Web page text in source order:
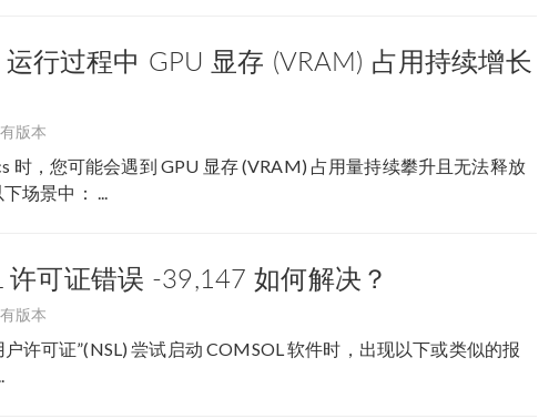
行过程中 GPU 显存 (VRAM) 占用持续增长
版本
时，您可能会遇到 GPU 显存 (VRAM) 占用量持续攀升且无法释放
场景中： ...
许可证错误 -39,147 如何解决？
版本
许可证”(NSL) 尝试启动 COMSOL 软件时，出现以下或类似的报